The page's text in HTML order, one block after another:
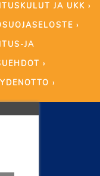
JA UKK ›
›
JA
›
›